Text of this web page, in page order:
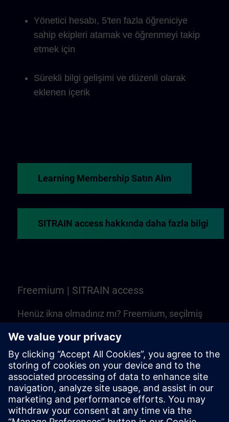
Yönetici hesabı, 5'ten fazla öğreniciye
sahip ekipleri atamak ve öğrenmeyi takip
etmek için
Sürekli bilgi gelişimi ve düzenli olarak
eklenen içerik
Learning Membership Satın Alın
SITRAIN access hakkında daha fazla bilgi
Freemium | SITRAIN access
Henüz ikna olmadınız mı? Freemium, seçilmiş
kurslarını tanıma yerinizdir. Ücretsizdir –
Learning Membership'ne gerek yok!
Deneyin Freemium | SITRAIN access